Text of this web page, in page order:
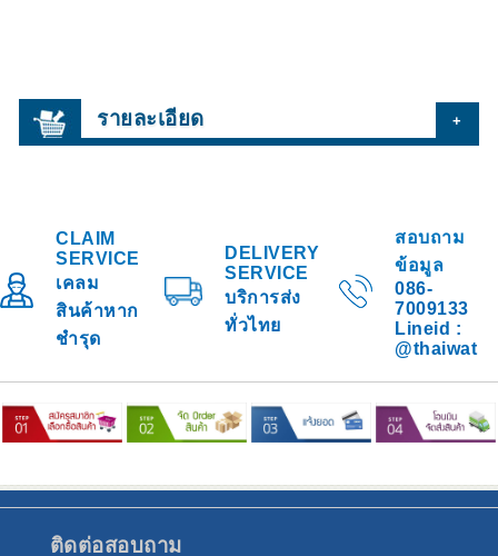
รายละเอียด +
CLAIM
SERVICE
เคลม
สินค้าหาก
ชำรุด
DELIVERY
SERVICE
บริการส่ง
ทั่วไทย
สอบถาม
ข้อมูล
086-
7009133
Lineid :
@thaiwat
ติดต่อสอบถาม